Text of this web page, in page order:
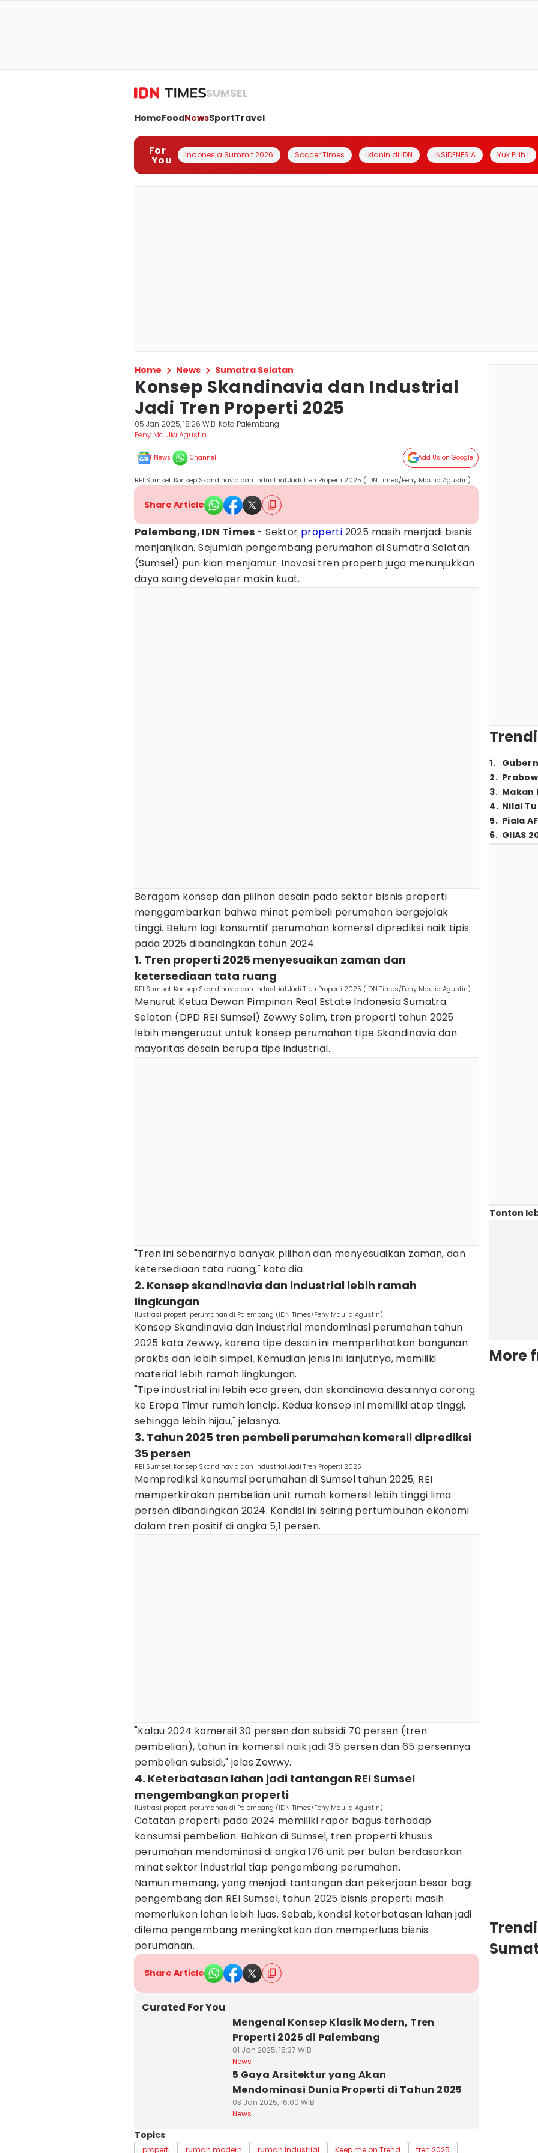
SUMSEL
HomeFoodNewsSportTravel
For
You Indonesia Summit 2026 Soccer Times Iklanin di IDN INSIDENESIA Yuk Pilih !
Home News Sumatra Selatan
Konsep Skandinavia dan Industrial
Jadi Tren Properti 2025
05 Jan 2025, 18:26 WIB Kota Palembang
Feny Maulia Agustin
News Channel Add Us on Google
REI Sumsel: Konsep Skandinavia dan Industrial Jadi Tren Properti 2025 (IDN Times/Feny Maulia Agustin)
Share Article
Palembang, IDN Times - Sektor properti 2025 masih menjadi bisnis
menjanjikan. Sejumlah pengembang perumahan di Sumatra Selatan
(Sumsel) pun kian menjamur. Inovasi tren properti juga menunjukkan
daya saing developer makin kuat.
Beragam konsep dan pilihan desain pada sektor bisnis properti
menggambarkan bahwa minat pembeli perumahan bergejolak
tinggi. Belum lagi konsumtif perumahan komersil diprediksi naik tipis
pada 2025 dibandingkan tahun 2024.
1. Tren properti 2025 menyesuaikan zaman dan
ketersediaan tata ruang
REI Sumsel: Konsep Skandinavia dan Industrial Jadi Tren Properti 2025 (IDN Times/Feny Maulia Agustin)
Menurut Ketua Dewan Pimpinan Real Estate Indonesia Sumatra
Selatan (DPD REI Sumsel) Zewwy Salim, tren properti tahun 2025
lebih mengerucut untuk konsep perumahan tipe Skandinavia dan
mayoritas desain berupa tipe industrial.
"Tren ini sebenarnya banyak pilihan dan menyesuaikan zaman, dan
ketersediaan tata ruang," kata dia.
2. Konsep skandinavia dan industrial lebih ramah
lingkungan
Ilustrasi properti perumahan di Palembang (IDN Times/Feny Maulia Agustin)
Konsep Skandinavia dan industrial mendominasi perumahan tahun
2025 kata Zewwy, karena tipe desain ini memperlihatkan bangunan
praktis dan lebih simpel. Kemudian jenis ini lanjutnya, memiliki
material lebih ramah lingkungan.
"Tipe industrial ini lebih eco green, dan skandinavia desainnya corong
ke Eropa Timur rumah lancip. Kedua konsep ini memiliki atap tinggi,
sehingga lebih hijau," jelasnya.
3. Tahun 2025 tren pembeli perumahan komersil diprediksi
35 persen
REI Sumsel: Konsep Skandinavia dan Industrial Jadi Tren Properti 2025
Memprediksi konsumsi perumahan di Sumsel tahun 2025, REI
memperkirakan pembelian unit rumah komersil lebih tinggi lima
persen dibandingkan 2024. Kondisi ini seiring pertumbuhan ekonomi
dalam tren positif di angka 5,1 persen.
"Kalau 2024 komersil 30 persen dan subsidi 70 persen (tren
pembelian), tahun ini komersil naik jadi 35 persen dan 65 persennya
pembelian subsidi," jelas Zewwy.
4. Keterbatasan lahan jadi tantangan REI Sumsel
mengembangkan properti
Ilustrasi properti perumahan di Palembang (IDN Times/Feny Maulia Agustin)
Catatan properti pada 2024 memiliki rapor bagus terhadap
konsumsi pembelian. Bahkan di Sumsel, tren properti khusus
perumahan mendominasi di angka 176 unit per bulan berdasarkan
minat sektor industrial tiap pengembang perumahan.
Namun memang, yang menjadi tantangan dan pekerjaan besar bagi
pengembang dan REI Sumsel, tahun 2025 bisnis properti masih
memerlukan lahan lebih luas. Sebab, kondisi keterbatasan lahan jadi
dilema pengembang meningkatkan dan memperluas bisnis
perumahan.
Share Article
Curated For You
Mengenal Konsep Klasik Modern, Tren
Properti 2025 di Palembang
01 Jan 2025, 15:37 WIB
News
5 Gaya Arsitektur yang Akan
Mendominasi Dunia Properti di Tahun 2025
03 Jan 2025, 16:00 WIB
News
Topics
properti rumah modern rumah industrial Keep me on Trend tren 2025
1.
2.
3. Makan
4. Nilai
5. Piala
6. GIIAS
Tonton
More